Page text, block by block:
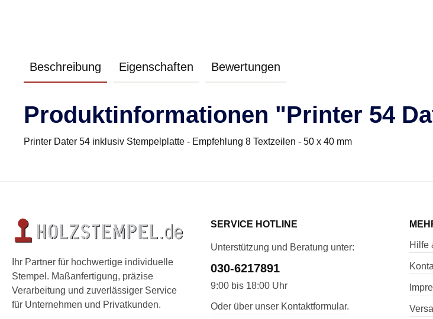
Beschreibung Eigenschaften Bewertungen
Produktinformationen "Printer 54
Printer Dater 54 inklusiv Stempelplatte - Empfehlung 8 Textzeilen - 50 x 40 mm
Ihr Partner für hochwertige individuelle
Stempel. Maßanfertigung, präzise
Verarbeitung und zuverlässiger Service
für Unternehmen und Privatkunden.
SERVICE HOTLINE
Unterstützung und Beratung unter:
030-6217891
9:00 bis 18:00 Uhr
Oder über unser Kontaktformular.
Hilfe